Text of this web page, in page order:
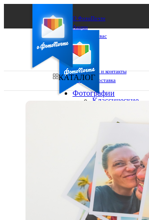
О ФотоПочте
Акции
Сделаем за вас
Бизнесу
FAQ
Франшиза
Поддержка и контакты
Оплата и доставка
Выберите из списка:
КАТАЛОГ
Фотографии
Классические
10х15
15х15
15х20
20х20
20х30
30х30
30х40
А4
Фото
в